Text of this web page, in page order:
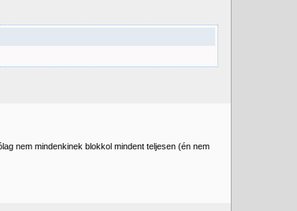
nem mindenkinek blokkol mindent teljesen (én nem